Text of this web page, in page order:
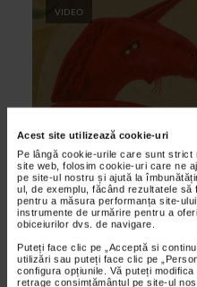
Acest site utilizează cookie-uri
Pe lângă cookie-urile care sunt
site web, folosim cookie-uri care ne
pe site-ul nostru și ajută la
ul, de exemplu, făcând rezultatele să
pentru a măsura performanța site-
instrumente de urmărire pentru a
obiceiurilor dvs. de navigare.
Puteți face clic pe „Acceptă si
utilizări sau puteți face clic pe
configura opțiunile. Vă puteți
retrage consimțământul pe site-ul
VIDEO
CLIPA DE ARTA
Sorina si Vladimir
unei vieti in doi
25/10/2013